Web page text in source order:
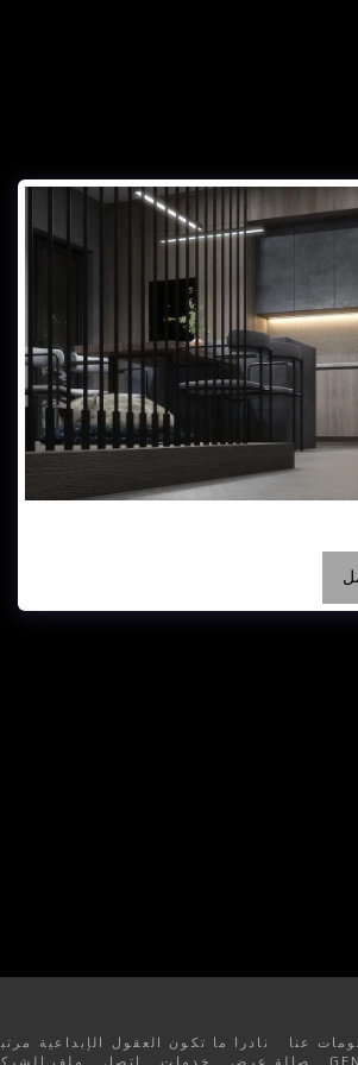
عنا
نادرا ما تكون العقول الإبداعية مرتبة
صالة عرض خدمات اتصل ملف الشركة